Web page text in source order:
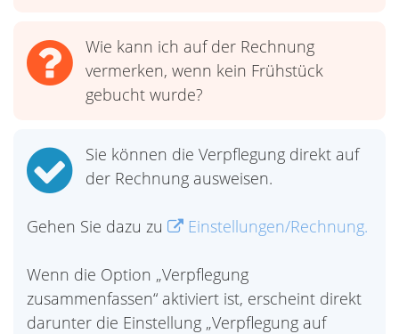
Wie kann ich auf der Rechnung
vermerken, wenn kein Frühstück
gebucht wurde?
Sie können die Verpflegung direkt auf
der Rechnung ausweisen.
Gehen Sie dazu zu Einstellungen/Rechnung.
Wenn die Option „Verpflegung
zusammenfassen“ aktiviert ist, erscheint direkt
darunter die Einstellung „Verpflegung auf